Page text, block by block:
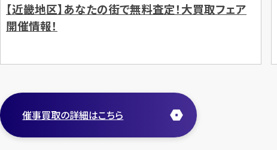
【近畿地区】あなたの街で無料査定！大買取フェア
開催情報！
催事買取の詳細はこちら